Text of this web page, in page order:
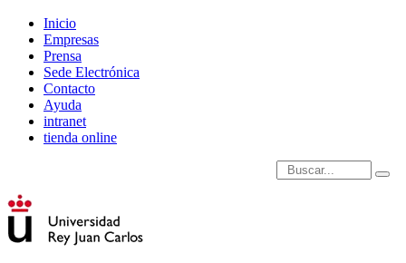
Inicio
Empresas
Prensa
Sede Electrónica
Contacto
Ayuda
intranet
tienda online
Introduce términos de